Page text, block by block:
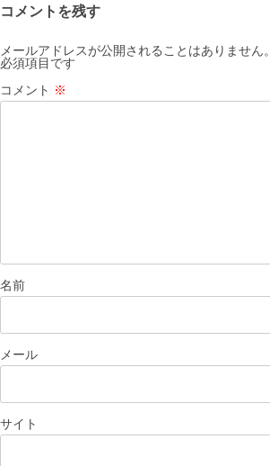
シ
ョ
ン
コメントを残す
メールアドレスが公開されることはありません。
必須項目です
コメント ※
名前
メール
サイト